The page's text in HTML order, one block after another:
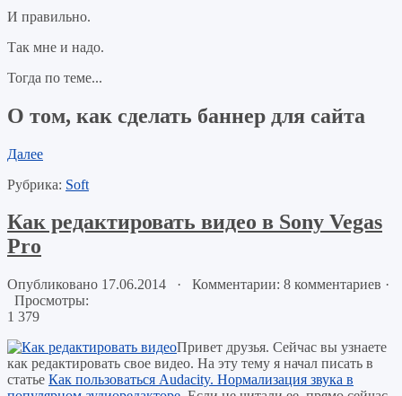
И правильно.
Так мне и надо.
Тогда по теме...
О том, как сделать баннер для сайта
Далее
Рубрика: Soft
Как редактировать видео в Sony Vegas
Pro
Опубликовано 17.06.2014 · Комментарии: 8 комментариев ·
Просмотры:
1 379
Привет друзья. Сейчас вы узнаете
как редактировать свое видео. На эту тему я начал писать в
статье Как пользоваться Audacity. Нормализация звука в